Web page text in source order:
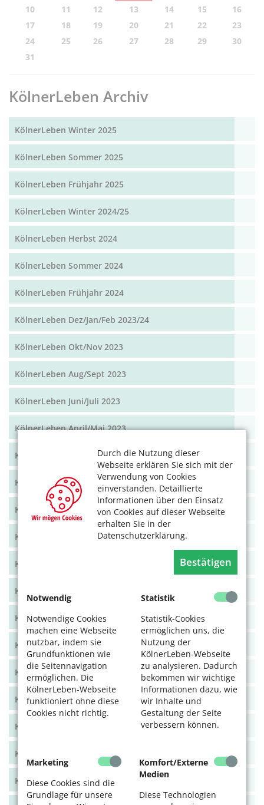
Durch die Nutzung dieser
Webseite erklären Sie sich mit der
Verwendung von Cookies
einverstanden. Detaillierte
Informationen über den Einsatz
von Cookies auf dieser Webseite
erhalten Sie in der
Datenschutzerklärung.
Bestätigen
Notwendig
Notwendige Cookies
machen eine Webseite
nutzbar, indem sie
Grundfunktionen wie
die Seitennavigation
ermöglichen. Die
KölnerLeben-Webseite
funktioniert ohne diese
Cookies nicht richtig.
Statistik
Statistik-Cookies
ermöglichen uns, die
Nutzung der
KölnerLeben-Webseite
zu analysieren. Dadurch
bekommen wir wichtige
Informationen dazu, wie
wir Inhalte und
Gestaltung der Seite
verbessern können.
Marketing
Diese Cookies sind die
Grundlage für unsere
Komfort/Externe
Medien
Diese Technologien
10
11 12 13 14 15
16
17
18 19 20 21 22
23
24
25 26 27 28 29
30
31
KölnerLeben Archiv
KölnerLeben Winter 2025
KölnerLeben Sommer 2025
KölnerLeben Frühjahr 2025
KölnerLeben Winter 2024/25
KölnerLeben Herbst 2024
KölnerLeben Sommer 2024
KölnerLeben Frühjahr 2024
KölnerLeben Dez/Jan/Feb 2023/24
KölnerLeben Okt/Nov 2023
KölnerLeben Aug/Sept 2023
KölnerLeben Juni/Juli 2023
KölnerLeben April/Mai 2023
KölnerLeben Feb/März 2023
KölnerLeben Dez 22/Jan 23
KölnerLeben Okt/Nov 2022
KölnerLeben Aug/Sept 2022
KölnerLeben Juni/Juli 2022
KölnerLeben April/Mai 2022
KölnerLeben Feb/März 2022
KölnerLeben Dez 21/Jan 22
KölnerLeben Okt/Nov 2021
KölnerLeben Aug/Sept 2021
KölnerLeben Juni/Juli 2021
KölnerLeben April/Mai 2021
KölnerLeben Feb/März 2021